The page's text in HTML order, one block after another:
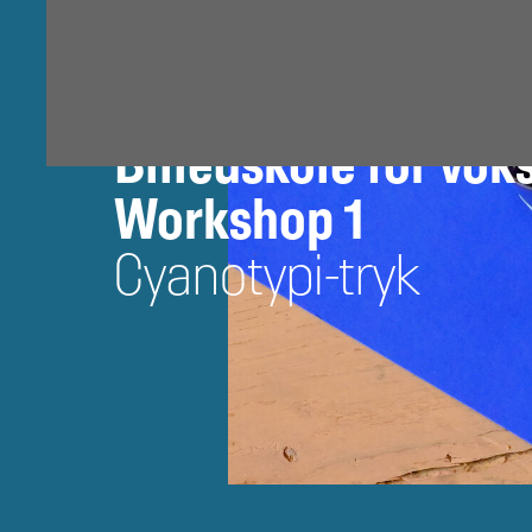
Billedskole for
Workshop 1
Cyanotypi-tryk